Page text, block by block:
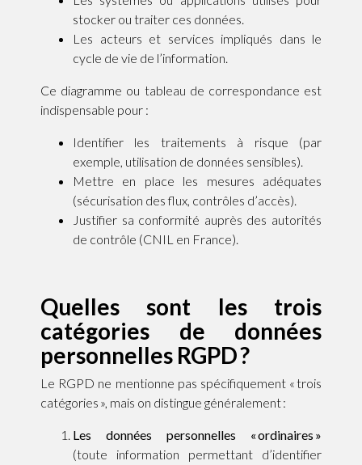
stocker ou traiter ces données.
Les acteurs et services impliqués dans le
cycle de vie de l’information.
Ce diagramme ou tableau de correspondance est
indispensable pour :
Identifier les traitements à risque (par
exemple, utilisation de données sensibles).
Mettre en place les mesures adéquates
(sécurisation des flux, contrôles d’accès).
Justifier sa conformité auprès des autorités
de contrôle (CNIL en France).
Quelles sont les trois
catégories de données
personnelles RGPD ?
Le RGPD ne mentionne pas spécifiquement « trois
catégories », mais on distingue généralement :
Les données personnelles « ordinaires »
(toute information permettant d’identifier